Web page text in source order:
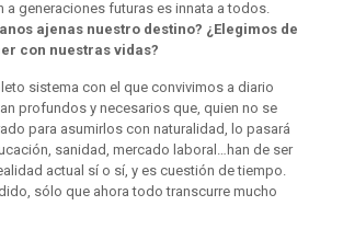
a generaciones futuras es innata a todos.
ajenas nuestro destino? ¿Elegimos de
con nuestras vidas?
sistema con el que convivimos a diario
profundos y necesarios que, quien no se
para asumirlos con naturalidad, lo pasará
sanidad, mercado laboral…han de ser
actual sí o sí, y es cuestión de tiempo.
sólo que ahora todo transcurre mucho